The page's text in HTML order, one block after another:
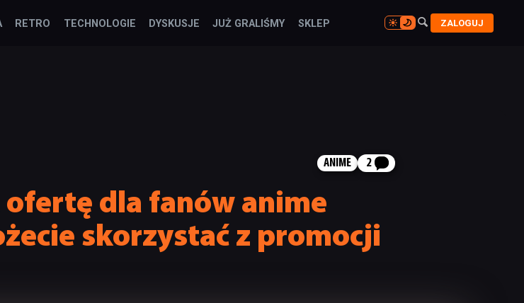
RETRO TECHNOLOGIE DYSKUSJE JUŻ GRALIŚMY SKLEP 
 ZALOGUJ
ANIME 2
dla fanów anime
skorzystać z promocji